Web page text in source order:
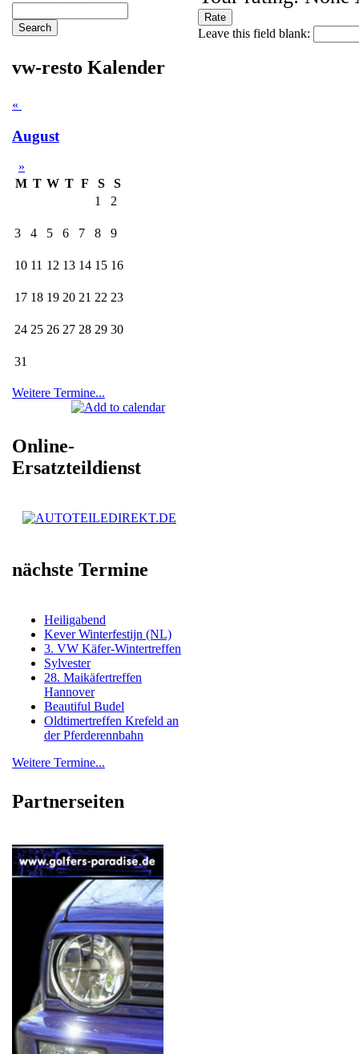
vw-resto Kalender
«
August
»
M T W T F S
S
1
2
3 4 5 6 7 8 9
10 11 12 13 14 15 16
17 18 19 20 21 22 23
24 25 26 27 28 29 30
31
Weitere Termine...
Online-
Ersatzteildienst
nächste Termine
Heiligabend
Kever Winterfestijn (NL)
3. VW Käfer-Wintertreffen
Sylvester
28. Maikäfertreffen
Hannover
Beautiful Budel
Oldtimertreffen Krefeld an
der Pferderennbahn
Weitere Termine...
Partnerseiten
Leave this field blank: